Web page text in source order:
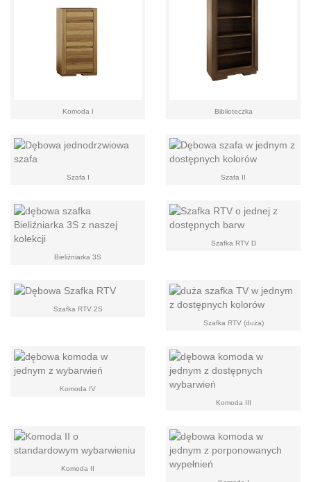
Komoda I Biblioteczka
Szafa I Szafa II
Bieliźniarka 3S
Szafka RTV D
Szafka RTV 2S
Szafka RTV (duża)
Komoda IV
Komoda III
Komoda II